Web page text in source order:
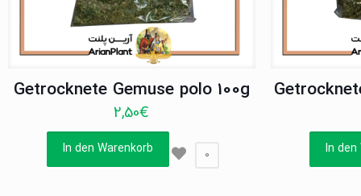
Getrocknete Gemuse polo 100g
2,50€
In den Warenkorb 0 In den